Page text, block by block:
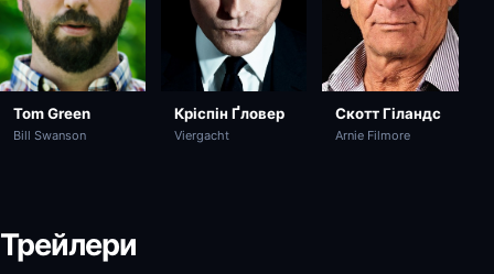
Tom Green
Bill Swanson
Кріспін Ґловер
Viergacht
Скотт Гіландс
Arnie Filmore
Трейлери